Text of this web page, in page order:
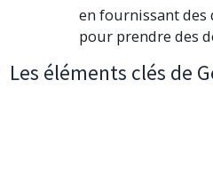
en fournissant des
pour prendre des
Les éléments clés de